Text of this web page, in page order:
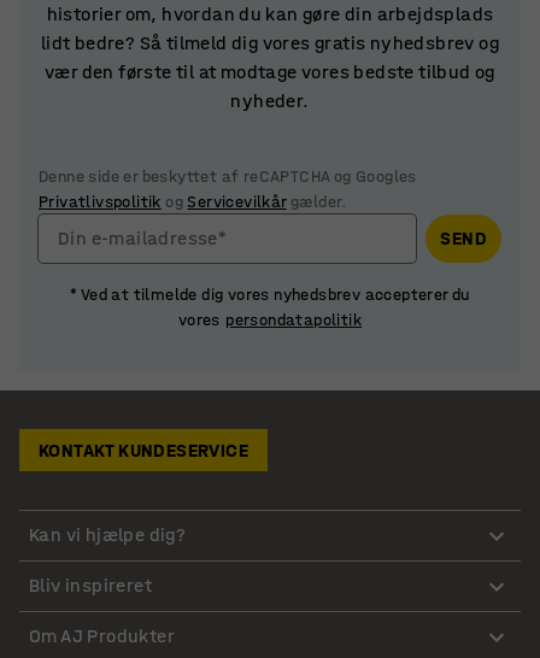
historier om, hvordan du kan gøre din arbejdsplads
lidt bedre? Så tilmeld dig vores gratis nyhedsbrev og
vær den første til at modtage vores bedste tilbud og
nyheder.
Denne side er beskyttet af reCAPTCHA og Googles
Privatlivspolitik og Servicevilkårgælder.
Din e-mailadresse* SEND
* Ved at tilmelde dig vores nyhedsbrev accepterer du
vores persondatapolitik
KONTAKT KUNDESERVICE
Kan vi hjælpe dig?
Bliv inspireret
Om AJ Produkter